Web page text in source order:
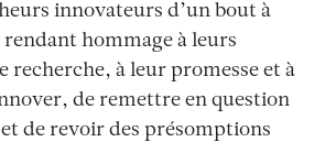
innovateurs d’un bout à
rendant hommage à leurs
recherche, à leur promesse et à
de remettre en question
et de revoir des présomptions